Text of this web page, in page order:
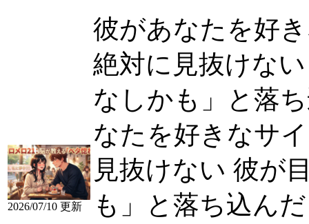
2026/07/10 更新
彼があなたを好
絶対に見抜けな
なしかも」と落
なたを好きなサ
見抜けない 彼が
も」と落ち込ん